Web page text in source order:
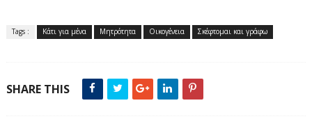
Tags : Κάτι για μένα Μητρότητα Οικογένεια Σκέφτομαι και γράφω
SHARE THIS